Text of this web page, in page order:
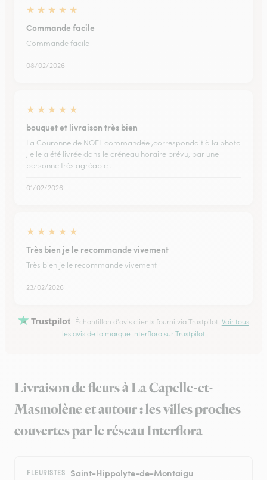
★ ★ ★ ★ ★
Commande facile
Commande facile
08/02/2026
★ ★ ★ ★ ★
bouquet et livraison très bien
La Couronne de NOEL commandée ,correspondait à la photo
, elle a été livrée dans le créneau horaire prévu, par une
personne très agréable .
01/02/2026
★ ★ ★ ★ ★
Très bien je le recommande vivement
Très bien je le recommande vivement
23/02/2026
Trustpilot Échantillon d'avis clients fourni via Trustpilot. Voir tous
les avis de la marque Interflora sur Trustpilot
Livraison de fleurs à La Capelle-et-
Masmolène et autour : les villes proches
couvertes par le réseau Interflora
FLEURISTES Saint-Hippolyte-de-Montaigu